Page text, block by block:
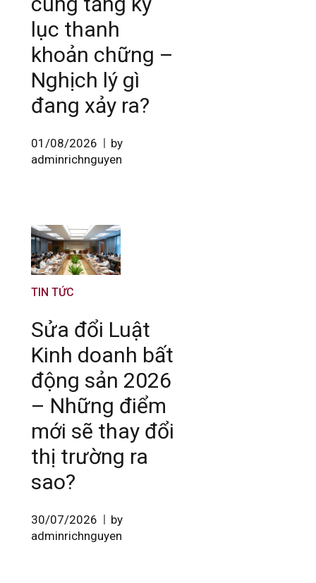
lục thanh
khoản chững –
Nghịch lý gì
đang xảy ra?
01/08/2026
by
adminrichnguyen
TIN TỨC
Sửa đổi Luật
Kinh doanh bất
động sản 2026
– Những điểm
mới sẽ thay đổi
thị trường ra
sao?
30/07/2026
by
adminrichnguyen